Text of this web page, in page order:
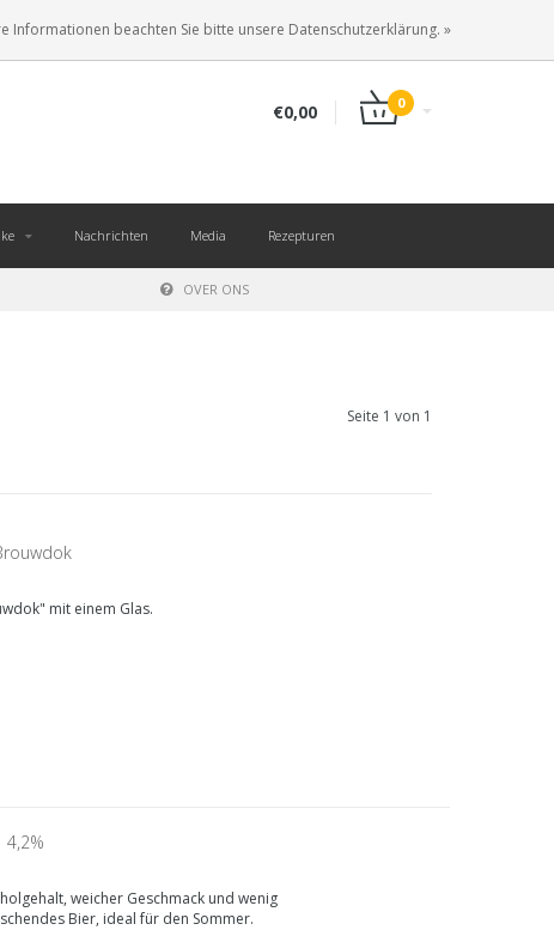
ANMELDEN KUNDENKONTO ANLEGEN
DE
€0,00 0
Nachrichten Media Rezepturen
OVER ONS
Seite 1 von 1
mit einem Glas.
weicher Geschmack und wenig
Bier, ideal für den Sommer.
Informationen beachten Sie bitte unsere Datenschutzerklärung. »